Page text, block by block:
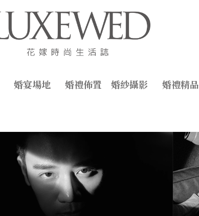
婚宴場地 婚禮佈置 婚紗攝影 婚禮精品